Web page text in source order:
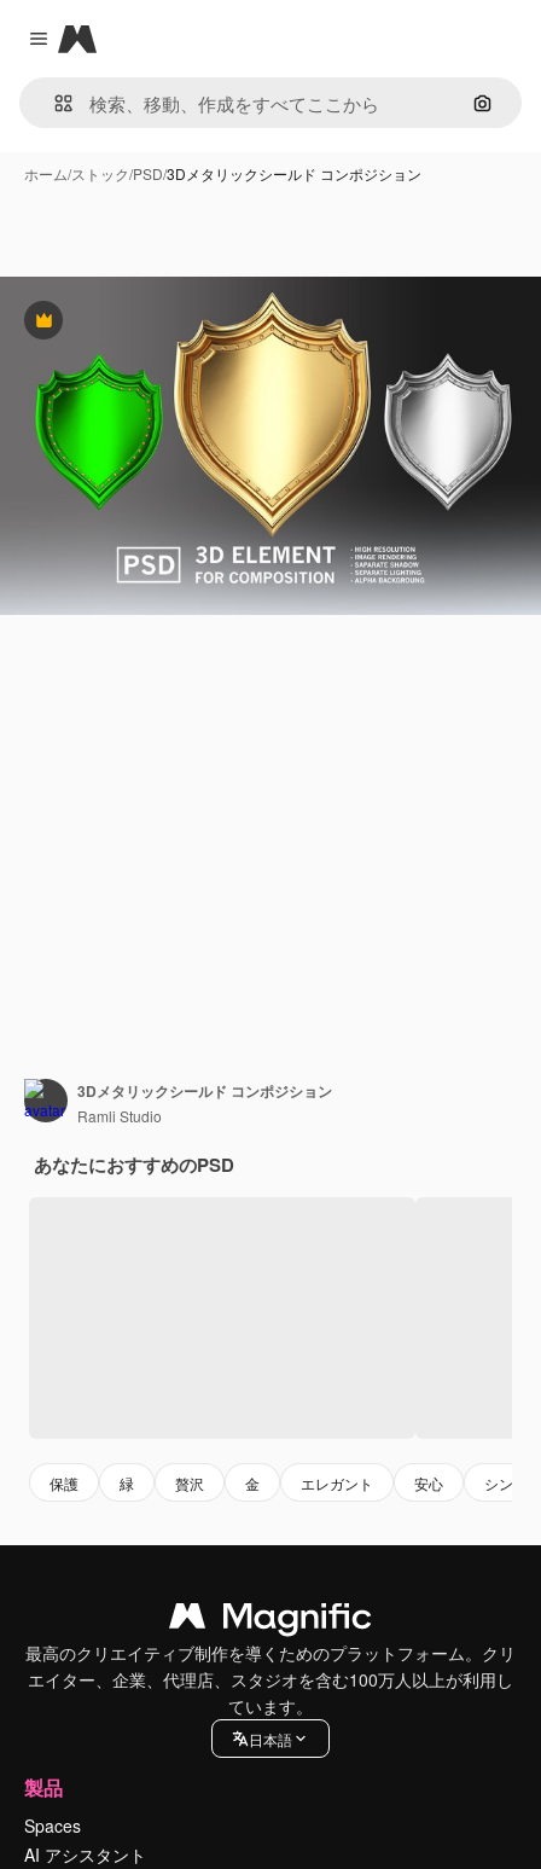
Close menu
Magnific
画像で
ホーム/ストック/PSD/3Dメタリックシールド コンポジション
Premium
3Dメタリックシールド コンポジション
Ramli Studio
あなたにおすすめのPSD
保護 緑 贅沢 金 エレガント 安心 シンボル
最高のクリエイティブ制作を導くためのプラットフォーム。クリ
エイター、企業、代理店、スタジオを含む100万人以上が利用し
ています。
日本語
製品
Spaces
AI アシスタント